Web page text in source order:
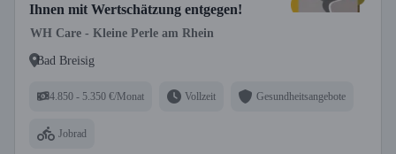
Ihnen mit Wertschätzung entgegen!
WH Care - Kleine Perle am Rhein
Bad Breisig
4.850 - 5.350 €/Monat Vollzeit Gesundheitsangebote
Jobrad